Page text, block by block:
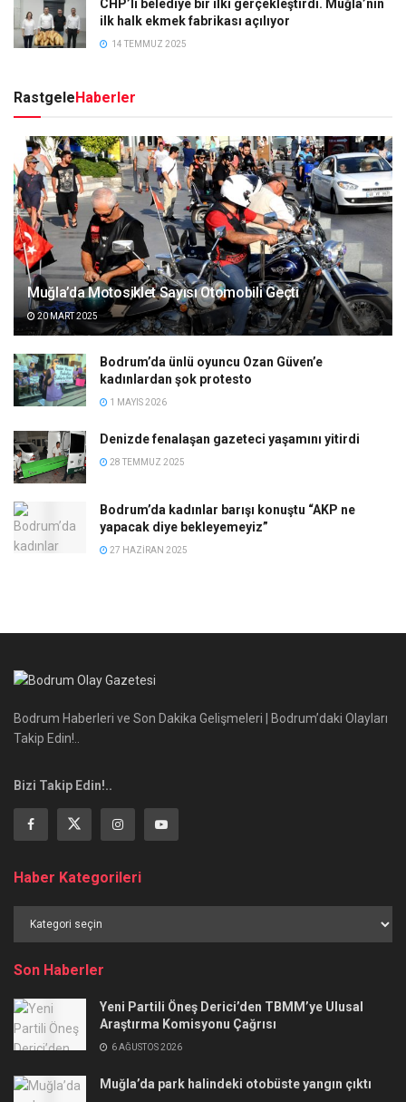
CHP’li belediye bir ilki gerçekleştirdi. Muğla’nın
ilk halk ekmek fabrikası açılıyor
14 TEMMUZ 2025
Rastgele Haberler
Muğla’da Motosiklet Sayısı Otomobili Geçti
20 MART 2025
Bodrum’da ünlü oyuncu Ozan Güven’e
kadınlardan şok protesto
1 MAYIS 2026
Denizde fenalaşan gazeteci yaşamını yitirdi
28 TEMMUZ 2025
Bodrum’da kadınlar barışı konuştu “AKP ne
yapacak diye bekleyemeyiz”
27 HAZIRAN 2025
Bodrum Haberleri ve Son Dakika Gelişmeleri | Bodrum’daki Olayları
Takip Edin!..
Bizi Takip Edin!..
Haber Kategorileri
Kategorileri
Son Haberler
Yeni Partili Öneş Derici’den TBMM’ye Ulusal
Araştırma Komisyonu Çağrısı
6 AĞUSTOS 2026
Muğla’da park halindeki otobüste yangın çıktı